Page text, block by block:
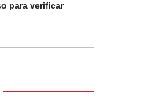
para verificar